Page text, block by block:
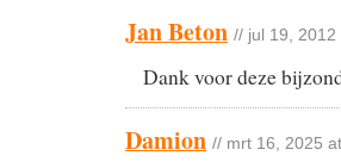
Jan Beton // jul 19, 2012
Dank voor deze
Damion // mrt 16, 2025